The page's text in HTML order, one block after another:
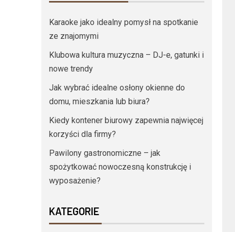
Karaoke jako idealny pomysł na spotkanie
ze znajomymi
Klubowa kultura muzyczna – DJ-e, gatunki i
nowe trendy
Jak wybrać idealne osłony okienne do
domu, mieszkania lub biura?
Kiedy kontener biurowy zapewnia najwięcej
korzyści dla firmy?
Pawilony gastronomiczne – jak
spożytkować nowoczesną konstrukcję i
wyposażenie?
KATEGORIE